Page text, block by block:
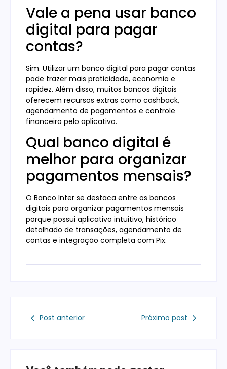
Vale a pena usar banco
digital para pagar
contas?
Sim. Utilizar um banco digital para pagar contas
pode trazer mais praticidade, economia e
rapidez. Além disso, muitos bancos digitais
oferecem recursos extras como cashback,
agendamento de pagamentos e controle
financeiro pelo aplicativo.
Qual banco digital é
melhor para organizar
pagamentos mensais?
O Banco Inter se destaca entre os bancos
digitais para organizar pagamentos mensais
porque possui aplicativo intuitivo, histórico
detalhado de transações, agendamento de
contas e integração completa com Pix.
Post anterior Próximo post